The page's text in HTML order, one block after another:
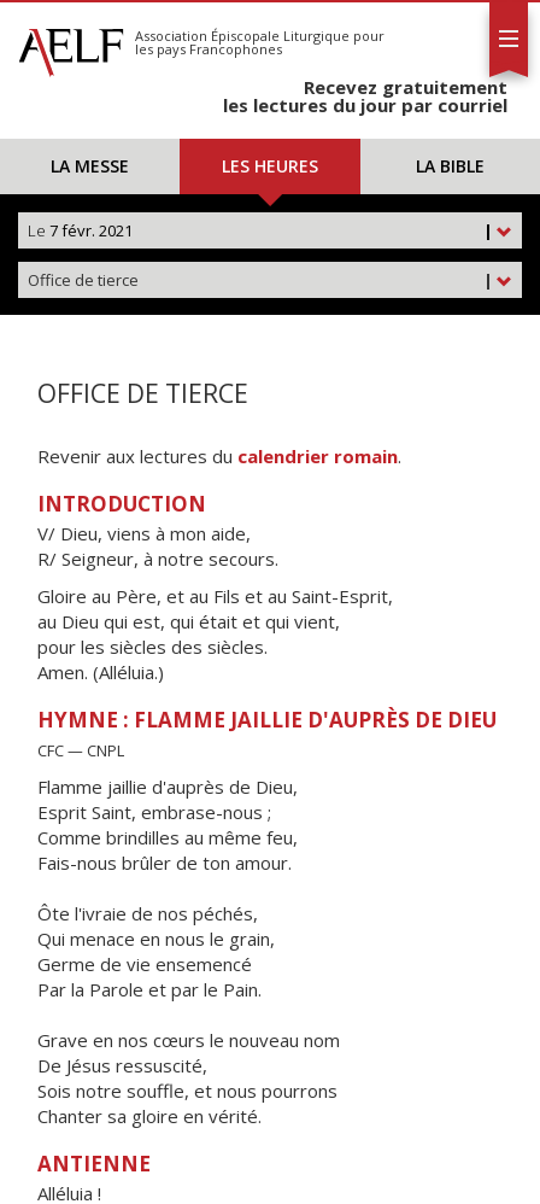
S'abonner
Calendrier
Association Épiscopale Liturgique pour
les pays Francophones
Recevez gratuitement
les lectures du jour par courriel
LA MESSE LES HEURES LA BIBLE
|
Le 7 févr. 2021
|
Office de tierce
OFFICE DE TIERCE
Revenir aux lectures du calendrier romain.
INTRODUCTION
V/ Dieu, viens à mon aide,
R/ Seigneur, à notre secours.
Gloire au Père, et au Fils et au Saint-Esprit,
au Dieu qui est, qui était et qui vient,
pour les siècles des siècles.
Amen. (Alléluia.)
HYMNE : FLAMME JAILLIE D'AUPRÈS DE DIEU
CFC — CNPL
Flamme jaillie d'auprès de Dieu,
Esprit Saint, embrase-nous ;
Comme brindilles au même feu,
Fais-nous brûler de ton amour.
Ôte l'ivraie de nos péchés,
Qui menace en nous le grain,
Germe de vie ensemencé
Par la Parole et par le Pain.
Grave en nos cœurs le nouveau nom
De Jésus ressuscité,
Sois notre souffle, et nous pourrons
Chanter sa gloire en vérité.
ANTIENNE
Alléluia !